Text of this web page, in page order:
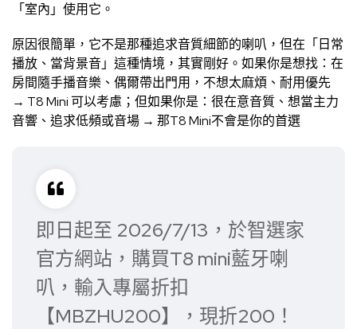
「室內」使用它。
原因很簡單，它不是那種追求音質細節的喇叭，但在「日常
播放、當背景音」這種情境，其實剛好。如果你是想找：在
房間隨手播音樂、偶爾帶出門用，不想太麻煩、耐用優先
→ T8 Mini 可以考慮；但如果你是：很在意音質、想當主力
音響、追求低頻或音場 → 那T8 Mini不會是你的首選
即日起至 2026/7/13，於智選家
官方網站，購買T8 mini藍牙喇
叭，輸入專屬折扣
【MBZHU200】，現折200！